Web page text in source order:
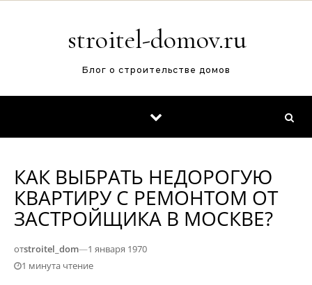
stroitel-domov.ru
Блог о строительстве домов
КАК ВЫБРАТЬ НЕДОРОГУЮ
КВАРТИРУ С РЕМОНТОМ ОТ
ЗАСТРОЙЩИКА В МОСКВЕ?
отstroitel_dom—1 января 1970
1 минута чтение